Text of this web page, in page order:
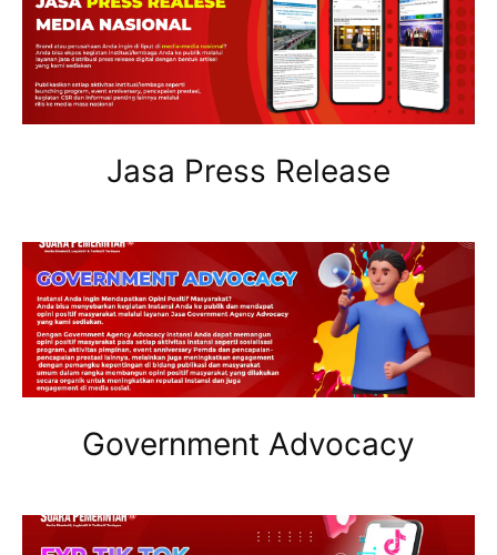
Jasa Press Release
Government Advocacy